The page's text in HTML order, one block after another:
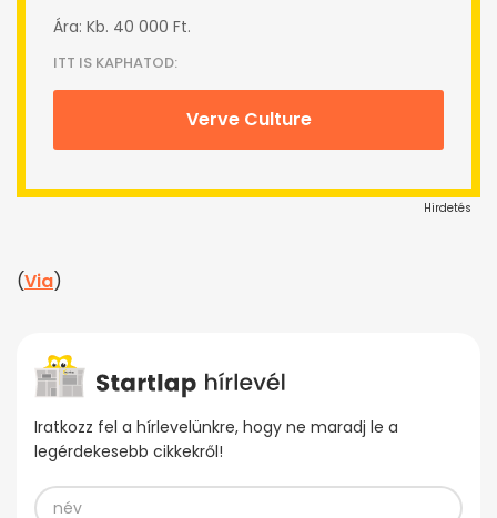
Ára: Kb. 40 000 Ft.
ITT IS KAPHATOD:
Verve Culture
Hirdetés
(Via)
Iratkozz fel a hírlevelünkre, hogy ne maradj le a
legérdekesebb cikkekről!